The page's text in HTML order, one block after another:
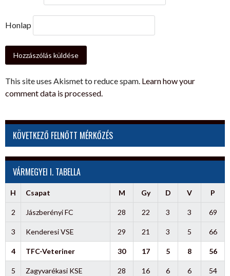
Honlap
This site uses Akismet to reduce spam. Learn how your
comment data is processed.
KÖVETKEZŐ FELNŐTT MÉRKŐZÉS
VÁRMEGYEI I. TABELLA
H Csapat M Gy D V P
2 Jászberényi FC 28 22 3 3 69
3 Kenderesi VSE 29 21 3 5 66
4 TFC-Veteriner 30 17 5 8 56
5 Zagyvarékasi KSE 28 16 6 6 54